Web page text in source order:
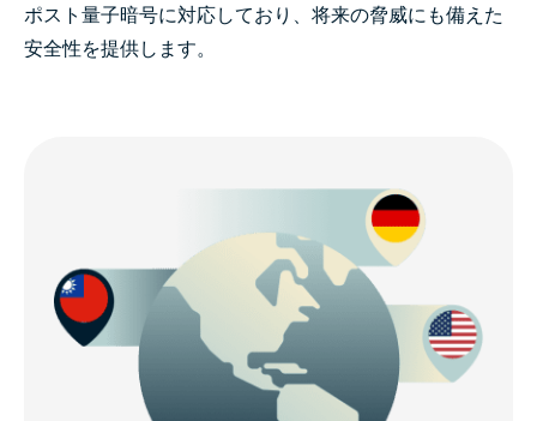
ポスト量子暗号に対応しており、将来の脅威にも備えた
安全性を提供します。